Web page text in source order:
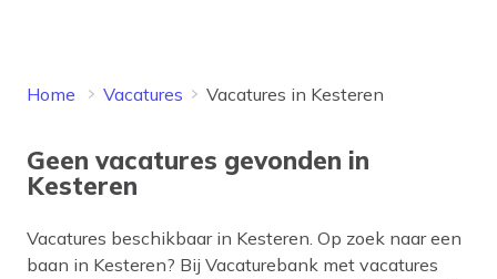
Home Vacatures Vacatures in Kesteren
Geen vacatures gevonden in
Kesteren
Vacatures beschikbaar in Kesteren. Op zoek naar een
baan in Kesteren? Bij Vacaturebank met vacatures